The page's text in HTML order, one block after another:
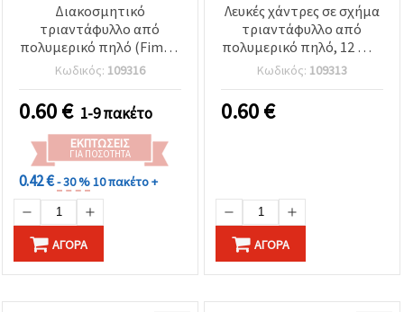
Διακοσμητικό
τριαντάφυλλο από
πολυμερικό πηλό (Fimo),
12 mm, γκρι – σετ 5 τεμ.,
στοιχεία για κατασκευή
κοσμημάτων,
διακόσμηση,
χειροτεχνίες &
scrapbooking
Κωδικός: 109316
0.60€ 1-9 πακέτο
ΕΚΠΤΏΣΕΙΣ
ΓΙΑ ΠΟΣΌΤΗΤΑ
0.42 €- 30 %10 πακέτο +
ΑΓΟΡΆ
Λευκές χάντρες σε σχήμα
τριαντάφυλλο από
πολυμερικό πηλό, 12 mm
- Συσκευασία 5 τεμ.
Κωδικός: 109313
0.60€
ΑΓΟΡΆ